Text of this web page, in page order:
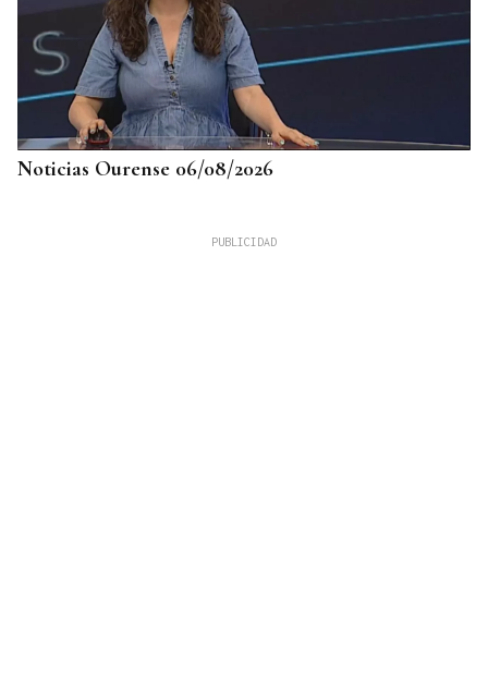
Noticias Ourense 06/08/2026